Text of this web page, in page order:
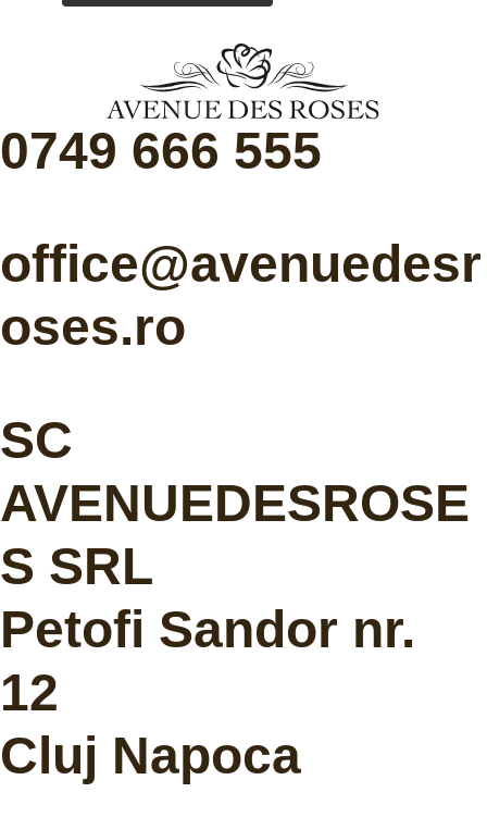
0749 666 555
office@avenuedesr
oses.ro
SC
AVENUEDESROSE
S SRL
Petofi Sandor nr.
12
Cluj Napoca